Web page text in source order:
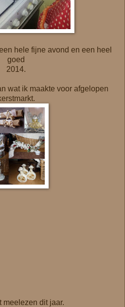
hele fijne avond en een heel
goed
2014.
wat ik maakte voor afgelopen
meelezen dit jaar.